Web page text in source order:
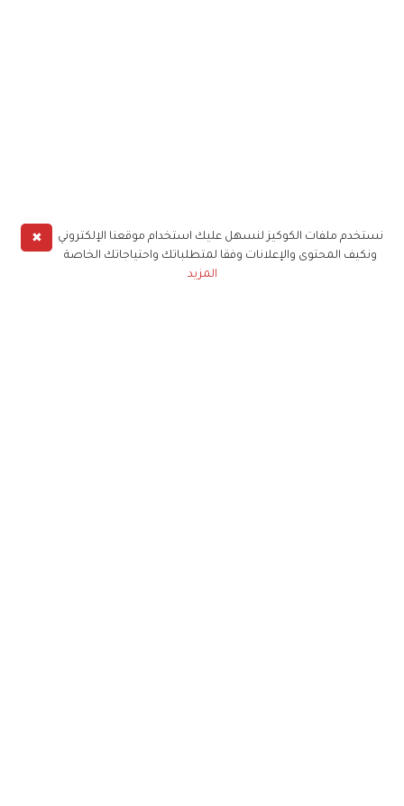
✖
نستخدم ملفات الكوكيز لنسهل عليك استخدام موقعنا الإلكتروني
ونكيف المحتوى والإعلانات وفقا لمتطلباتك واحتياجاتك الخاصة
المزيد